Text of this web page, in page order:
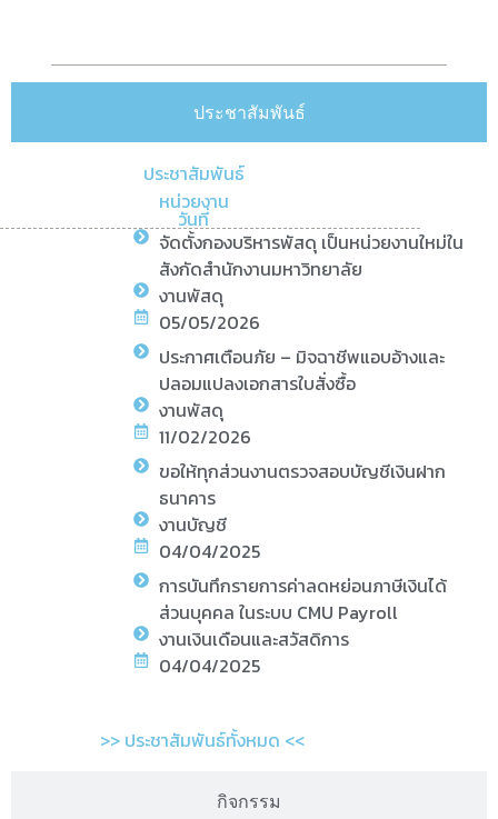
ประชาสัมพันธ์
กิจกรรม
ประชาสัมพันธ์
หน่วยงาน
วันที่
จัดตั้งกองบริหารพัสดุ เป็นหน่วยงานใหม่ใน
สังกัดสำนักงานมหาวิทยาลัย
งานพัสดุ
05/05/2026
ประกาศเตือนภัย – มิจฉาชีพแอบอ้างและ
ปลอมแปลงเอกสารใบสั่งซื้อ
งานพัสดุ
11/02/2026
ขอให้ทุกส่วนงานตรวจสอบบัญชีเงินฝาก
ธนาคาร
งานบัญชี
04/04/2025
การบันทึกรายการค่าลดหย่อนภาษีเงินได้
ส่วนบุคคล ในระบบ CMU Payroll
งานเงินเดือนและสวัสดิการ
04/04/2025
>> ประชาสัมพันธ์ทั้งหมด <<